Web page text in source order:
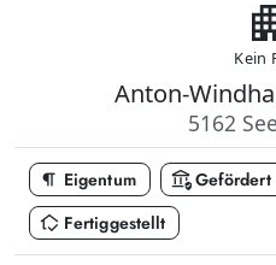
Kein
Anton-
5162
format_paragraph Eigentum assured_workloadGefördert
in_home_mode Fertiggestellt